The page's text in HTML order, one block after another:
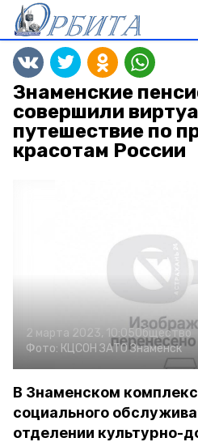
Знаменские
совершили
путешествие по
красотам России
2 марта 2023, 10:05Общество
Фото: КЦСОН ЗАТО Знаменск
В Знаменском
социального
отделении культурно-